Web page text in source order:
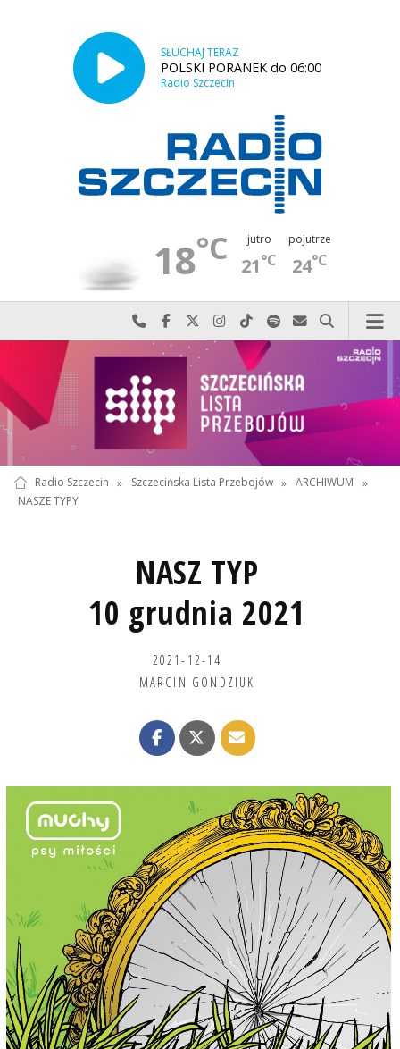
SŁUCHAJ TERAZ
POLSKI PORANEK do 06:00
Radio Szczecin
18°C jutro
21°C
pojutrze
24°C
Najlepiej po prostu do nas zadzwoń
Odwiedź nas na Facebook-u
Odwiedź nas na X
Odwiedź nas na Instagram-ie
Odwiedź nas na TikTok-u
Szukaj nas na Spotify
Wyślij do nas
Szukaj
Radio Szczecin » Szczecińska Lista Przebojów » ARCHIWUM
»
NASZE TYPY
NASZ TYP
10 grudnia 2021
2021-12-14
MARCIN GONDZIUK